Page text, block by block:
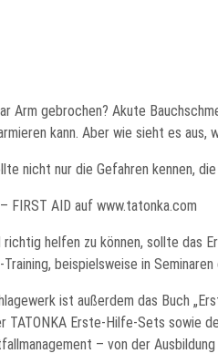
Arm gebrochen? Akute
kann. Aber wie sieht es aus,
nicht nur die Gefahren kennen,
FIRST AID auf www.tatonka.com
helfen zu können, sollte das
beispielsweise in
ist außerdem das Buch
TATONKA Erste-Hilfe-Sets sowie
– von der